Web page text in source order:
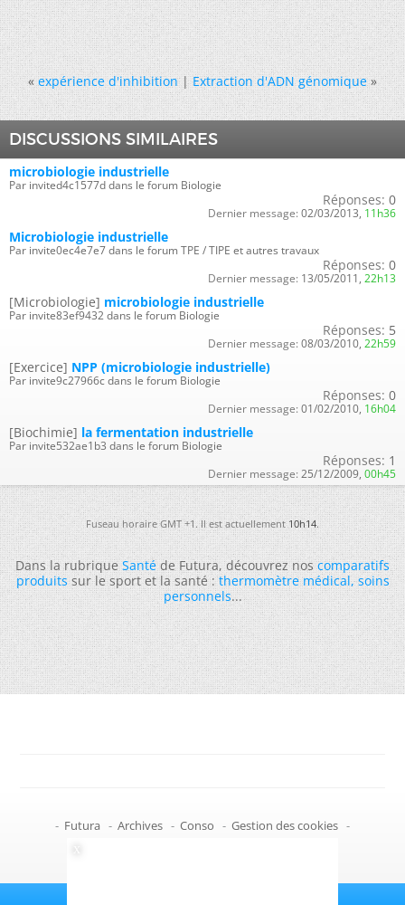
« expérience d'inhibition|Extraction d'ADN génomique »
DISCUSSIONS SIMILAIRES
microbiologie industrielle
Par invited4c1577d dans le forum Biologie
Réponses: 0
Dernier message: 02/03/2013, 11h36
Microbiologie industrielle
Par invite0ec4e7e7 dans le forum TPE / TIPE et autres travaux
Réponses: 0
Dernier message: 13/05/2011, 22h13
[Microbiologie] microbiologie industrielle
Par invite83ef9432 dans le forum Biologie
Réponses: 5
Dernier message: 08/03/2010, 22h59
[Exercice] NPP (microbiologie industrielle)
Par invite9c27966c dans le forum Biologie
Réponses: 0
Dernier message: 01/02/2010, 16h04
[Biochimie] la fermentation industrielle
Par invite532ae1b3 dans le forum Biologie
Réponses: 1
Dernier message: 25/12/2009, 00h45
Fuseau horaire GMT +1. Il est actuellement10h14.
Dans la rubriqueSantéde Futura, découvrez noscomparatifs
produitssur le sport et la santé :thermomètre médical,soins
personnels...
- Futura - Archives - Conso - Gestion des cookies -